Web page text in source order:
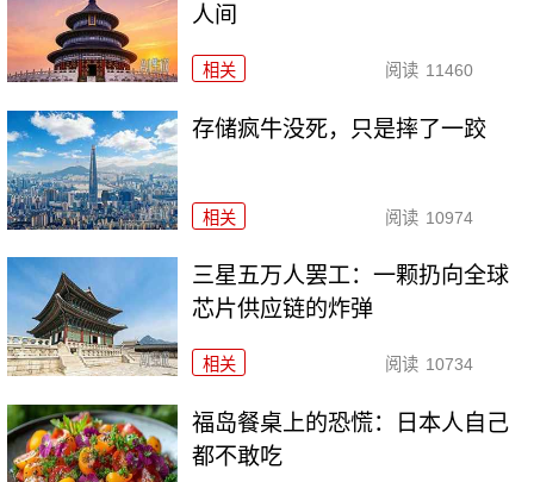
人间
相关 阅读 11460
存储疯牛没死，只是摔了一跤
相关 阅读 10974
三星五万人罢工：一颗扔向全球
芯片供应链的炸弹
相关 阅读 10734
福岛餐桌上的恐慌：日本人自己
都不敢吃